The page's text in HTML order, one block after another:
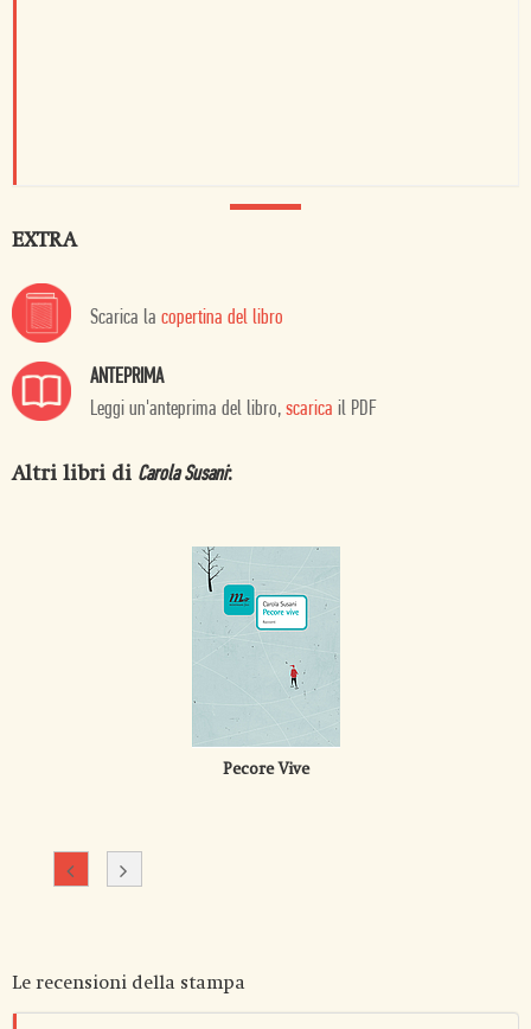
EXTRA
Scarica la copertina del libro
ANTEPRIMA
Leggi un'anteprima del libro, scarica il PDF
Altri libri di Carola Susani:
Pecore Vive
Le recensioni della stampa